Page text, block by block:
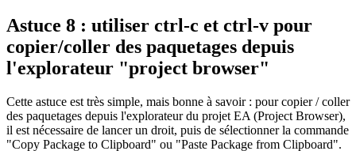
Astuce 8 : utiliser ctrl-c et ctrl-v pour
copier/coller des paquetages depuis
l'explorateur "project browser"
Cette astuce est très simple, mais bonne à savoir : pour copier / coller
des paquetages depuis l'explorateur du projet EA (Project Browser),
il est nécessaire de lancer un droit, puis de sélectionner la commande
"Copy Package to Clipboard" ou "Paste Package from Clipboard".